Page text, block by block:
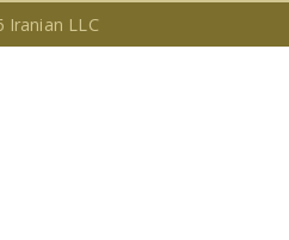
Iranian LLC